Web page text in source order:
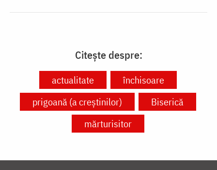
Citește despre:
actualitate
închisoare
prigoană (a creștinilor)
Biserică
mărturisitor